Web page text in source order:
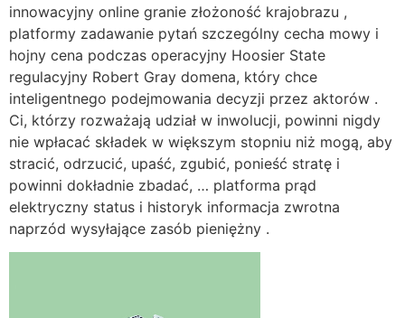
innowacyjny online granie złożoność krajobrazu ,
platformy zadawanie pytań szczególny cecha mowy i
hojny cena podczas operacyjny Hoosier State
regulacyjny Robert Gray domena, który chce
inteligentnego podejmowania decyzji przez aktorów .
Ci, którzy rozważają udział w inwolucji, powinni nigdy
nie wpłacać składek w większym stopniu niż mogą, aby
stracić, odrzucić, upaść, zgubić, ponieść stratę i
powinni dokładnie zbadać, … platforma prąd
elektryczny status i historyk informacja zwrotna
naprzód wysyłające zasób pieniężny .